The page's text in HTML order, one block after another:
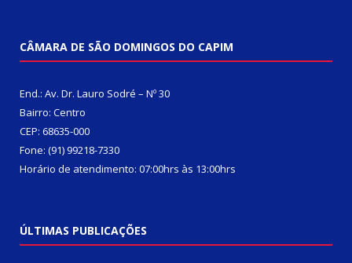
CÂMARA DE SÃO DOMINGOS DO CAPIM
End.: Av. Dr. Lauro Sodré – Nº 30
Bairro: Centro
CEP: 68635-000
Fone: (91) 99218-7330
Horário de atendimento: 07:00hrs às 13:00hrs
ÚLTIMAS PUBLICAÇÕES